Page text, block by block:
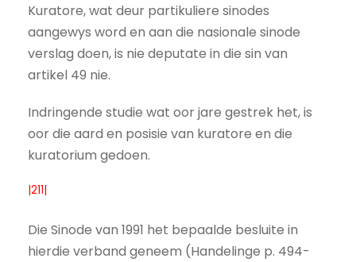
Kuratore, wat deur partikuliere sinodes
aangewys word en aan die nasionale sinode
verslag doen, is nie deputate in die sin van
artikel 49 nie.
Indringende studie wat oor jare gestrek het, is
oor die aard en posisie van kuratore en die
kuratorium gedoen.
|211|
Die Sinode van 1991 het bepaalde besluite in
hierdie verband geneem (Handelinge p. 494-